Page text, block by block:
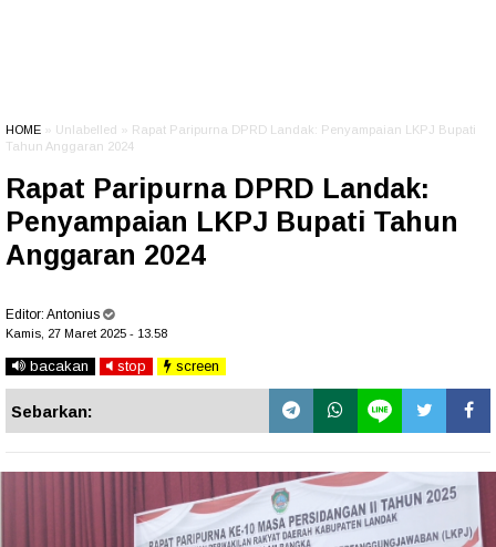
HOME » Unlabelled » Rapat Paripurna DPRD Landak: Penyampaian LKPJ Bupati
Tahun Anggaran 2024
Rapat Paripurna DPRD Landak:
Penyampaian LKPJ Bupati Tahun
Anggaran 2024
Editor: Antonius
Kamis, 27 Maret 2025 - 13.58
bacakan stop screen
Sebarkan: